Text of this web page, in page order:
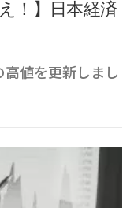
！】日本経済
値を更新しまし